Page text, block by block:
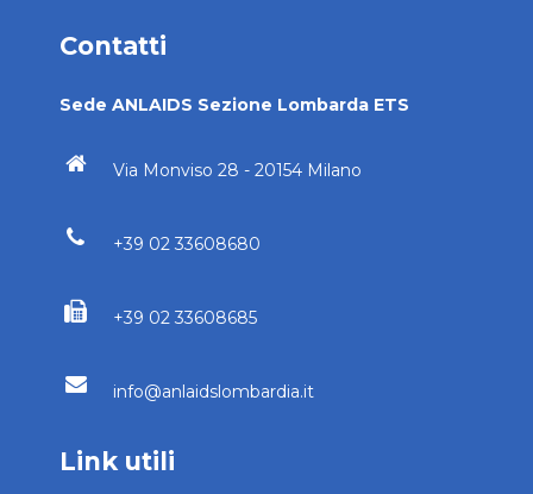
Contatti
Sede ANLAIDS Sezione Lombarda ETS
Via Monviso 28 - 20154 Milano
+39 02 33608680
+39 02 33608685
info@anlaidslombardia.it
Link utili